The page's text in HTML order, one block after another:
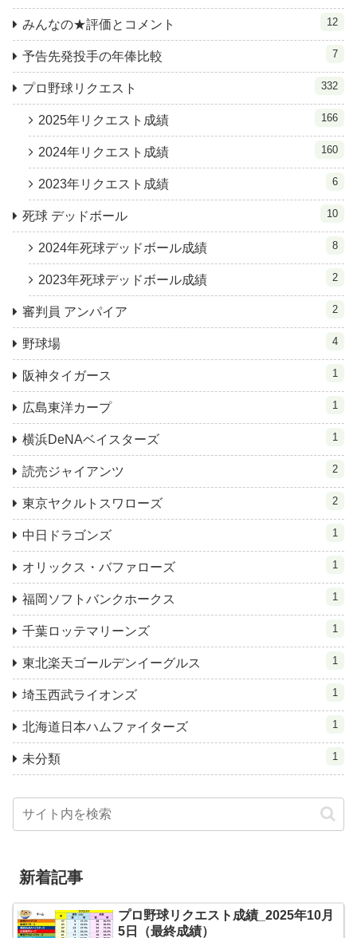
みんなの★評価とコメント 12
予告先発投手の年俸比較 7
プロ野球リクエスト 332
2025年リクエスト成績 166
2024年リクエスト成績 160
2023年リクエスト成績 6
死球 デッドボール 10
2024年死球デッドボール成績 8
2023年死球デッドボール成績 2
審判員 アンパイア 2
野球場 4
阪神タイガース 1
広島東洋カープ 1
横浜DeNAベイスターズ 1
読売ジャイアンツ 2
東京ヤクルトスワローズ 2
中日ドラゴンズ 1
オリックス・バファローズ 1
福岡ソフトバンクホークス 1
千葉ロッテマリーンズ 1
東北楽天ゴールデンイーグルス 1
埼玉西武ライオンズ 1
北海道日本ハムファイターズ 1
未分類 1
新着記事
プロ野球リクエスト成績_2025年10月
5日（最終成績）